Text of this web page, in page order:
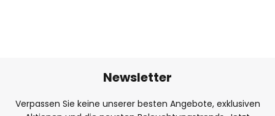
Newsletter
Verpassen Sie keine unserer besten Angebote, exklusiven